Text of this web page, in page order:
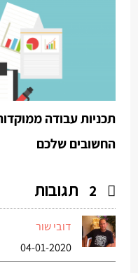
תכניות עבודה
החשובים שלכם
2 תגובות
דובי שור
04-01-2020